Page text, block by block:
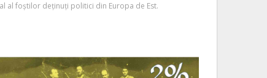
al foștilor deținuți politici din Europa de Est.